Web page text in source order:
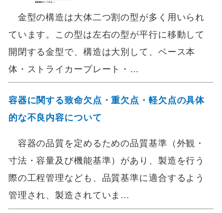
金型の構造は大体二つ割の型が多く用いられ
ています。この型は左右の型が平行に移動して
開閉する金型で、構造は大別して、ベース本
体・ストライカープレート・…
容器に関する致命欠点・重欠点・軽欠点の具体
的な不良内容について
容器の品質を定めるための品質基準（外観・
寸法・容量及び機能基準）があり、製造を行う
際の工程管理なども、品質基準に適合するよう
管理され、製造されていま…